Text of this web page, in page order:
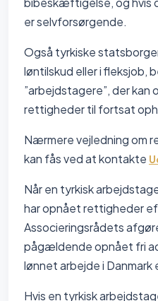
er selvforsørgende.
Også tyrkiske
løntilskud eller i fleksjob,
”arbejdstagere”, der
rettigheder til fortsat
Nærmere vejledning om
kan fås ved at kontakte
Når en tyrkisk
har opnået rettigheder
Associeringsrådets
pågældende opnået fri
lønnet arbejde i
Hvis en tyrkisk